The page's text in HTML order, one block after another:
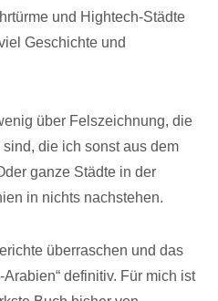
und Hightech-Städte
Geschichte und
über Felszeichnung, die
die ich sonst aus dem
ganze Städte in der
in nichts nachstehen.
überraschen und das
definitiv. Für mich ist